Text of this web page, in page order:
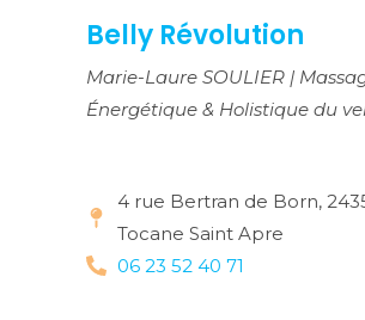
Belly Révolution
Marie-Laure SOULIER |
Énergétique & Holistique du
4 rue Bertran de Born,
Tocane Saint Apre
06 23 52 40 71